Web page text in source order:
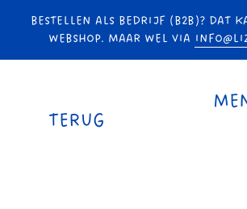
BESTELLEN ALS BEDRIJF (B2B)? DAT
WEBSHOP. MAAR WEL VIA
TERUG